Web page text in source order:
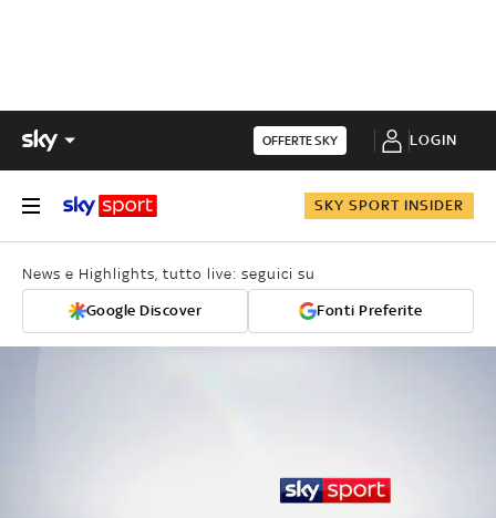
OFFERTE SKY LOGIN
SKY SPORT INSIDER
News e Highlights, tutto live: seguici su
Google Discover Fonti Preferite